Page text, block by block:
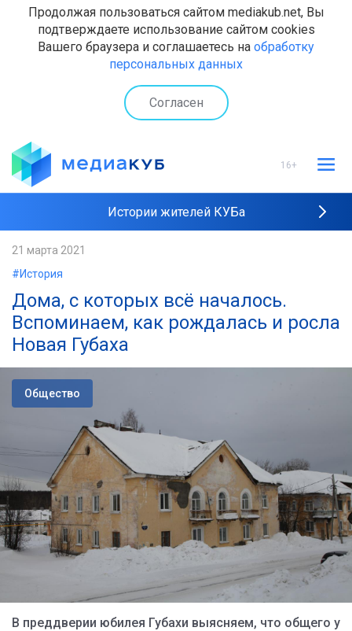
Продолжая пользоваться сайтом mediakub.net, Вы
подтверждаете использование сайтом cookies
Вашего браузера и соглашаетесь на обработку
персональных данных
Согласен
16+
Истории жителей КУБа
21 марта 2021
#История
Дома, с которых всё началось.
Вспоминаем, как рождалась и росла
Новая Губаха
Общество
В преддверии юбилея Губахи выясняем, что общего у